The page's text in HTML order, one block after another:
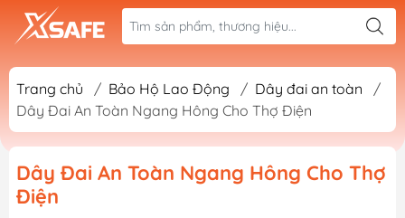
Trang chủ / Bảo Hộ Lao Động / Dây đai an toàn
/
Dây Đai An Toàn Ngang Hông Cho Thợ Điện
Dây Đai An Toàn Ngang Hông Cho Thợ
Điện